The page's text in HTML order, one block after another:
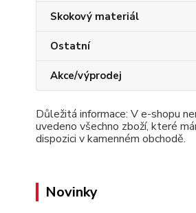
Skokový materiál
Ostatní
Akce/výprodej
Důležitá informace: V e-shopu
uvedeno všechno zboží, které
dispozici v kamenném obchodě.
Novinky